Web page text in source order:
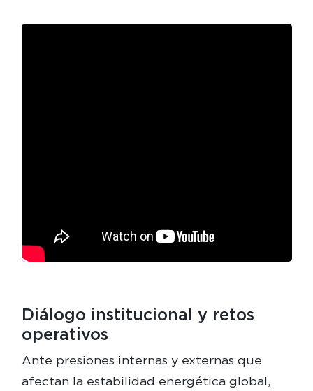
Diálogo institucional y retos
operativos
Ante presiones internas y externas que
afectan la estabilidad energética global,